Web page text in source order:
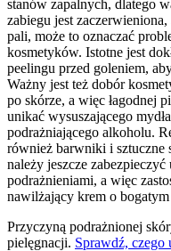
stanów zapalnych, dlatego
zabiegu jest
pali, może to oznaczać
kosmetyków. Istotne jest
peelingu przed goleniem,
Ważny jest też dobór
po skórze, a więc łagodnej
unikać wysuszającego
podrażniającego alkoholu.
również barwniki i sztuczne
należy jeszcze
podrażnieniami, a więc
nawilżający krem o bogatym
Przyczyną podrażnionej
pielęgnacji. Sprawdź, czego